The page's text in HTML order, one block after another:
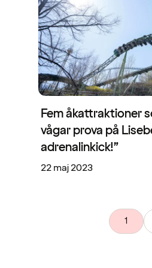
Fem åkattraktioner
vågar prova på
adrenalinkick!”
22 maj 2023
1